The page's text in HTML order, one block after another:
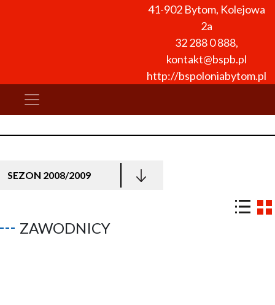
41-902 Bytom, Kolejowa
2a
32 288 0 888,
kontakt@bspb.pl
http://bspoloniabytom.pl
SEZON 2008/2009
ZAWODNICY